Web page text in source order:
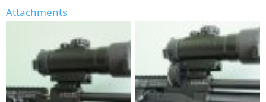
Attachments